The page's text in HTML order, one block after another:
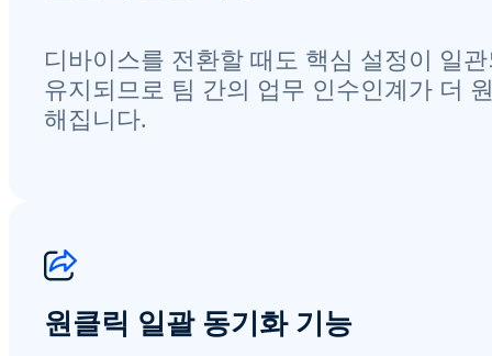
디바이스를 전환할 때도 핵심 설정이 일
유지되므로 팀 간의 업무 인수인계가 더
해집니다.
원클릭 일괄 동기화 기능